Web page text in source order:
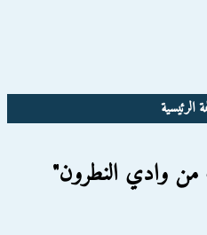
الرئيسية
من وادي النطرون"